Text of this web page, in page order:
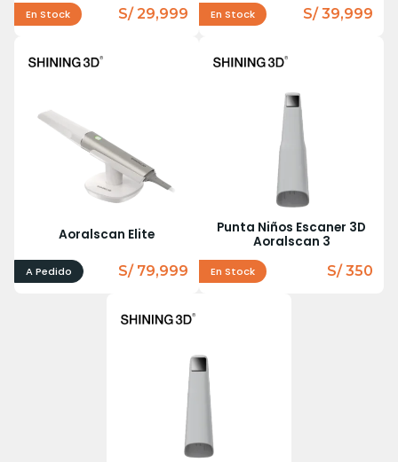
En Stock S/ 29,999 En Stock S/ 39,999
Aoralscan Elite
A Pedido S/ 79,999
Punta Niños Escaner 3D
Aoralscan 3
En Stock S/ 350